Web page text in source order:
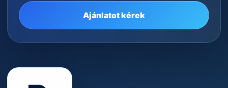
Ajánlatot kérek